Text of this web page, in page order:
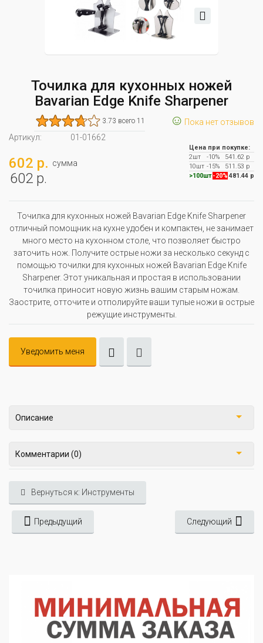
Точилка для кухонных ножей
Bavarian Edge Knife Sharpener
3.73 всего 11 ☺ Пока нет отзывов
Артикул:
01-01662
602 р. сумма
602 р.
Цена при покупке:
2шт
-10%
541.62 р
10шт -15%
511.53 р
>100шт -20% 481.44 р
Точилка для кухонных ножей Bavarian Edge Knife Sharpener
отличный помощник на кухне удобен и компактен, не занимает
много место на кухонном столе, что позволяет быстро
заточить нож. Получите острые ножи за несколько секунд с
помощью точилки для кухонных ножей Bavarian Edge Knife
Sharpener. Этот уникальная и простая в использовании
точилка приносит новую жизнь вашим старым ножам.
Заострите, отточите и отполируйте ваши тупые ножи в острые
режущие инструменты.
Уведомить меня
Описание
Комментарии (0)
Вернуться к: Инструменты
Предыдущий Следующий